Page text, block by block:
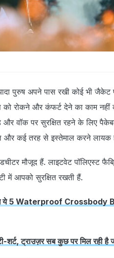
पुरुष अपने पास रखी कोई भी जैकेट
रोकने और कंफर्ट देने का काम नहीं
और वॉक पर सुरक्षित रहने के लिए
और कई तरह से इस्तेमाल करने लायक
मौजूद हैं. लाइटवेट पॉलिएस्‍ट
में आपको सुरक्षित रखती हैं.
ये 5 Waterproof Crossbody
ट्राउज़र सब कुछ पर मिल रही है